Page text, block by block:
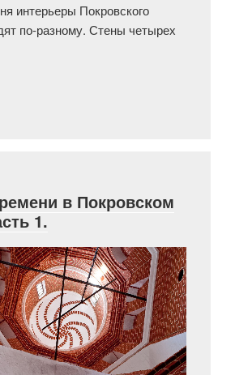
интерьеры Покровского
по-разному. Стены четырех
в Покровском
1.